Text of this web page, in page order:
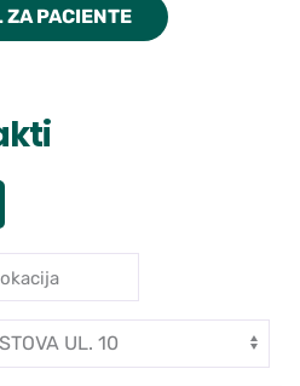
ZA PACIENTE
in